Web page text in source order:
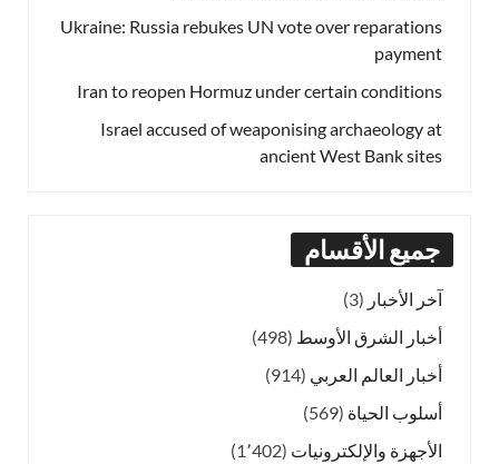
Ukraine: Russia rebukes UN vote over reparations
payment
Iran to reopen Hormuz under certain conditions
Israel accused of weaponising archaeology at
ancient West Bank sites
جميع الأقسام
آخر الأخبار (3)
أخبار الشرق الأوسط (498)
أخبار العالم العربي (914)
أسلوب الحياة (569)
الأجهزة والإلكترونيات (1٬402)